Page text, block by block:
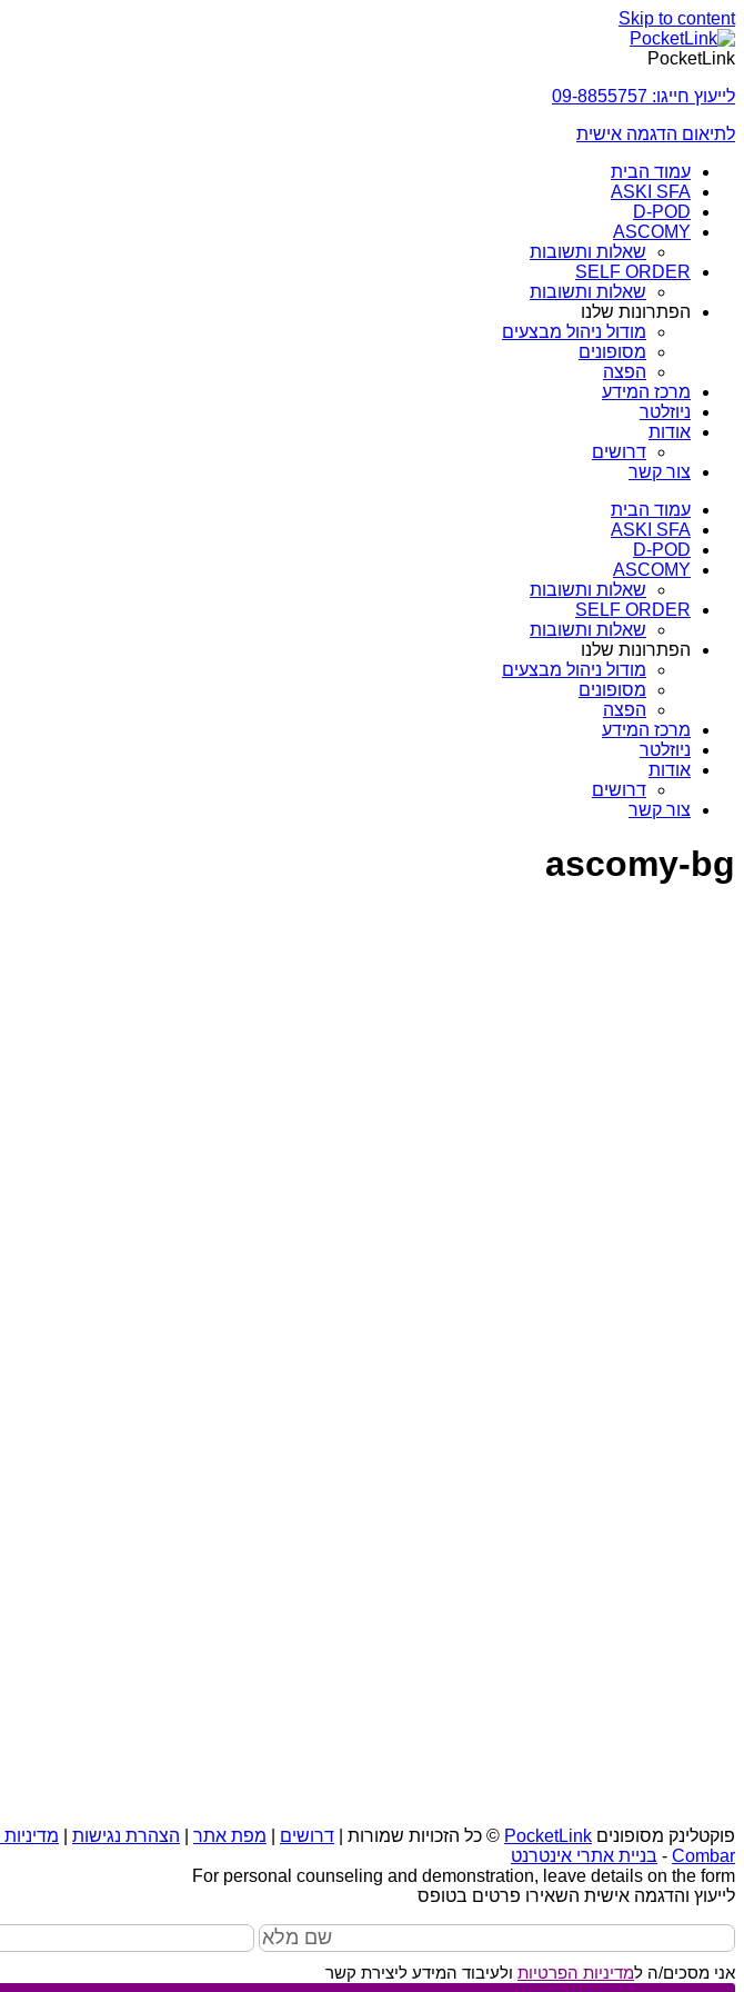
Skip to content
PocketLink
לייעוץ חייגו: 09-8855757
לתיאום הדגמה אישית
עמוד הבית
ASKI SFA
D-POD
ASCOMY
שאלות ותשובות
SELF ORDER
שאלות ותשובות
הפתרונות שלנו
מודול ניהול מבצעים
מסופונים
הפצה
מרכז המידע
ניוזלטר
אודות
דרושים
צור קשר
עמוד הבית
ASKI SFA
D-POD
ASCOMY
שאלות ותשובות
SELF ORDER
שאלות ותשובות
הפתרונות שלנו
מודול ניהול מבצעים
מסופונים
הפצה
מרכז המידע
ניוזלטר
אודות
דרושים
צור קשר
ascomy-bg
פוקטלינק מסופונים PocketLink © כל הזכויות שמורות | דרושים מפת אתר הצהרת נגישות
Combar
- בניית אתרי אינטרנט
For personal counseling and demonstration, leave details on the form
לייעוץ והדגמה אישית השאירו פרטים בטופס
אני מסכים/ה למדיניות הפרטיות ולעיבוד המידע ליצירת קשר